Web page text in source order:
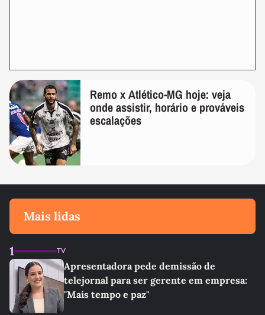
Remo x Atlético-MG hoje: veja
onde assistir, horário e prováveis
escalações
Mais lidas
1 TV
Apresentadora pede demissão de
telejornal para ser gerente em empresa:
"Mais tempo e paz"